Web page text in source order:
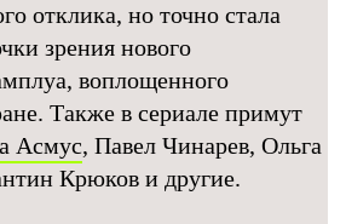
отклика, но точно стала
зрения нового
воплощенного
Также в сериале примут
Асмус, Павел Чинарев, Ольга
Крюков и другие.